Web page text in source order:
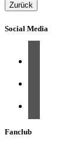
Zurück
Social Media
Fanclub